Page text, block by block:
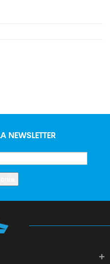
NEWSLETTER